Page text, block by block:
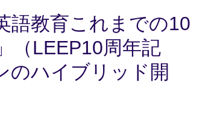
語教育これまでの10
（LEEP10周年記
ハイブリッド開